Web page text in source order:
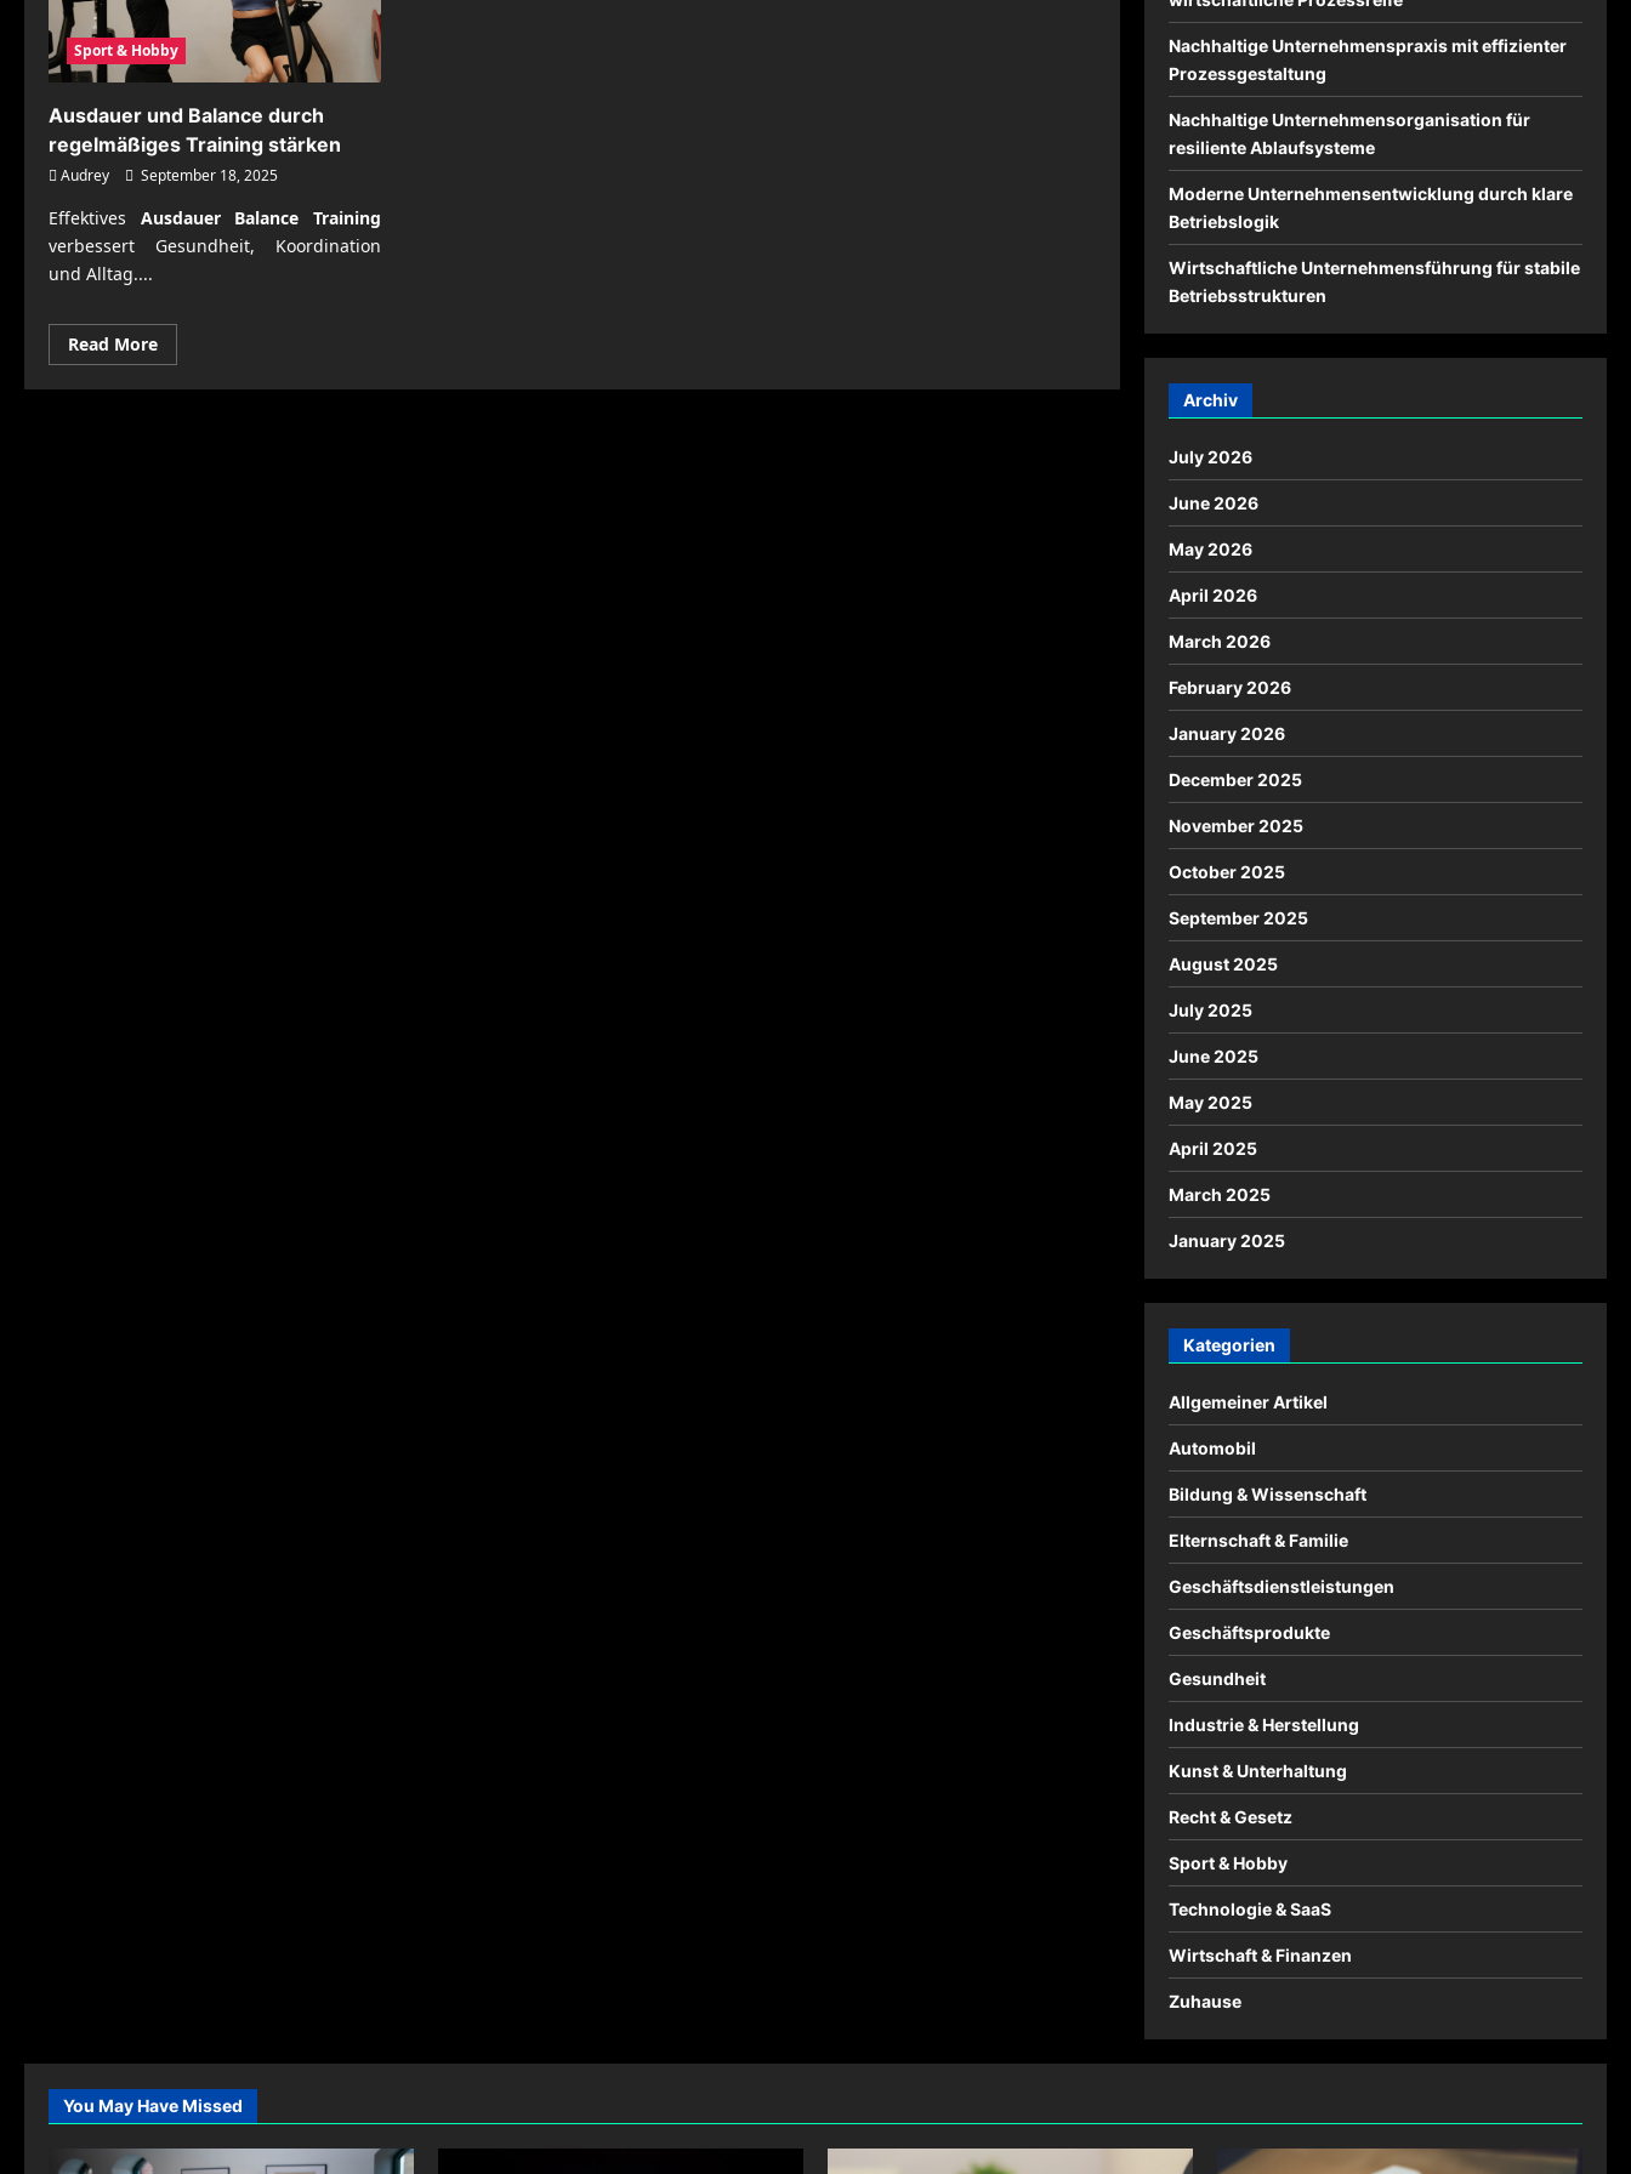
Sport & Hobby
Ausdauer und Balance durch
regelmäßiges Training stärken
Audrey September 18, 2025
Effektives Ausdauer Balance Training
verbessert Gesundheit, Koordination
und Alltag....
Read MoreRead
more
Ausdauer
Nachhaltige Unternehmenspraxis mit effizienter
Prozessgestaltung
Nachhaltige Unternehmensorganisation für
resiliente Ablaufsysteme
Moderne Unternehmensentwicklung durch klare
Betriebslogik
Wirtschaftliche Unternehmensführung für stabile
Betriebsstrukturen
Archiv
July 2026
June 2026
May 2026
April 2026
March 2026
February 2026
January 2026
December 2025
November 2025
October 2025
September 2025
August 2025
July 2025
June 2025
May 2025
April 2025
March 2025
January 2025
Kategorien
Allgemeiner Artikel
Automobil
Bildung & Wissenschaft
Elternschaft & Familie
Geschäftsdienstleistungen
Geschäftsprodukte
Gesundheit
Industrie & Herstellung
Kunst & Unterhaltung
Recht & Gesetz
Sport & Hobby
Technologie & SaaS
Wirtschaft & Finanzen
Zuhause
You May Have Missed